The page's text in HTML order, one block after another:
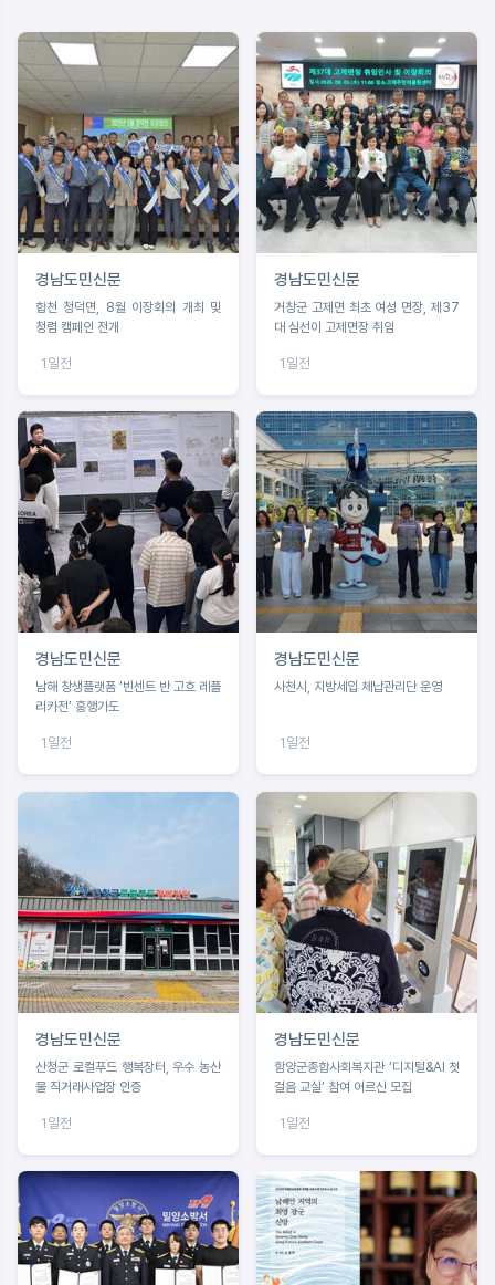
경남도민신문
합천 청덕면, 8월 이장회의 개최 및
청렴 캠페인 전개
1일전
경남도민신문
거창군 고제면 최초 여성 면장, 제37
대 심선이 고제면장 취임
1일전
경남도민신문
남해 창생플랫폼 ‘빈센트 반 고흐 레플
리카전’ 흥행가도
1일전
경남도민신문
사천시, 지방세입 체납관리단 운영
1일전
경남도민신문
산청군 로컬푸드 행복장터, 우수 농산
물 직거래사업장 인증
1일전
경남도민신문
함양군종합사회복지관 ‘디지털&AI 첫
걸음 교실’ 참여 어르신 모집
1일전